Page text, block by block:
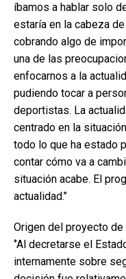
íbamos a hablar solo
estaría en la cabeza
cobrando algo de
una de las
enfocarnos a la
pudiendo tocar a
deportistas. La
centrado en la
todo lo que ha estado
contar cómo va a
situación acabe. El
actualidad.’’
Origen del proyecto de
‘’Al decretarse el
internamente sobre